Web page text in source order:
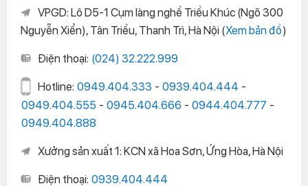
VPGD: Lô D5-1 Cụm làng nghề Triều Khúc (Ngõ 300
Nguyễn Xiển), Tân Triều, Thanh Trì, Hà Nội (Xem bản đồ)
Điện thoại: (024) 32.222.999
Hotline: 0949.404.333 - 0939.404.444 -
0949.404.555 - 0945.404.666 - 0944.404.777 -
0949.404.888
Xưởng sản xuất 1: KCN xã Hoa Sơn, Ứng Hòa, Hà Nội
Điện thoại: 0939.404.444